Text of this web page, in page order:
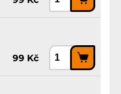
99 Kč